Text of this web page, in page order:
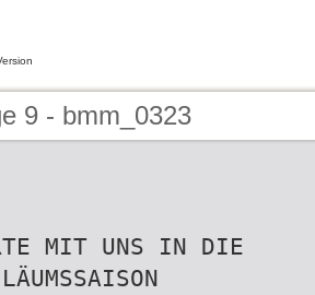
9 - bmm_0323
MIT UNS IN DIE